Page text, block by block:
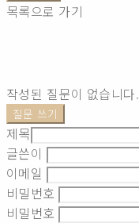
목록으로 가기
작성된 질문이 없습니다.
질문 쓰기
제목
글쓴이
이메일
비밀번호
비밀번호